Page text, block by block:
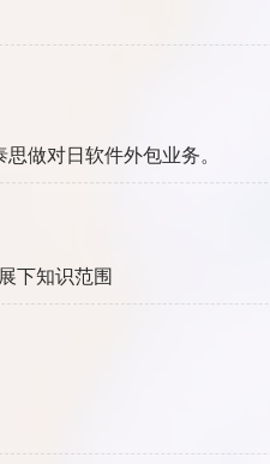
做对日软件外包业务。
下知识范围